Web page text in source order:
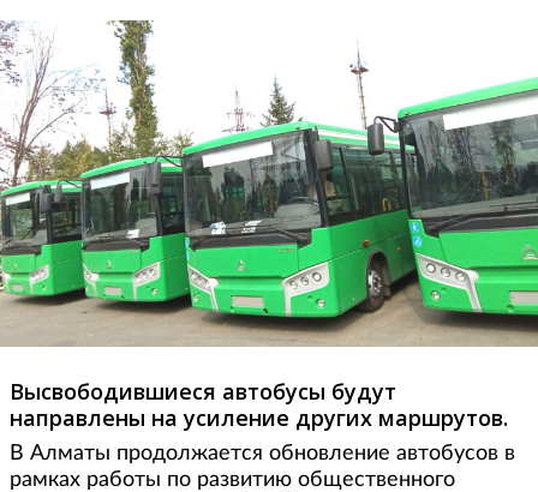
Высвободившиеся автобусы будут
направлены на усиление других маршрутов.
В Алматы продолжается обновление автобусов в
рамках работы по развитию общественного